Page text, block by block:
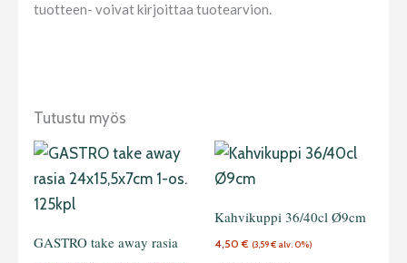
tuotteen- voivat kirjoittaa tuotearvion.
Tutustu myös
GASTRO take away rasia
Kahvikuppi 36/40cl Ø9cm
4,50€ (3,59€ alv. 0%)